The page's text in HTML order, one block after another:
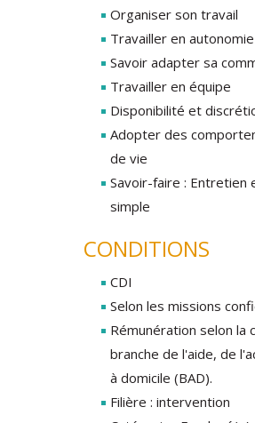
Organiser son travail
Travailler en autonomie
Savoir adapter sa
Travailler en équipe
Disponibilité et
Adopter des
de vie
Savoir-faire :
simple
CONDITIONS
CDI
Selon les missions
Rémunération selon la
branche de l'aide, de
à domicile (BAD).
Filière : intervention